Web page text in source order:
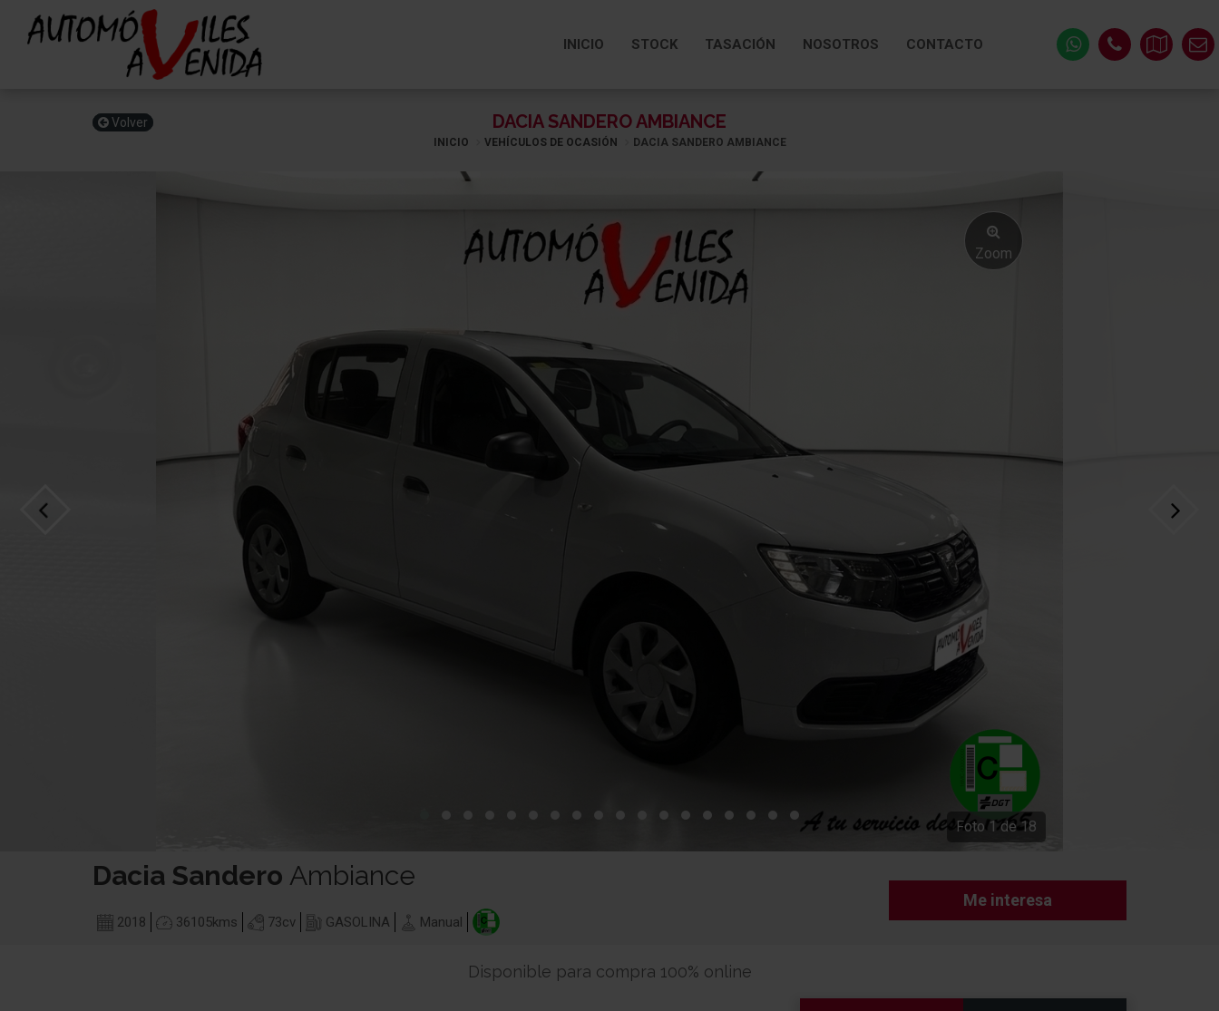
INICIO STOCK TASACIÓN NOSOTROS CONTACTO
DACIA SANDERO AMBIANCE
Volver
INICIO VEHÍCULOS DE OCASIÓN DACIA SANDERO AMBIANCE
Zoom
Foto 1 de 18
Dacia Sandero Ambiance
2018 36105kms 73cv GASOLINA Manual
Me interesa
Disponible para compra 100% online